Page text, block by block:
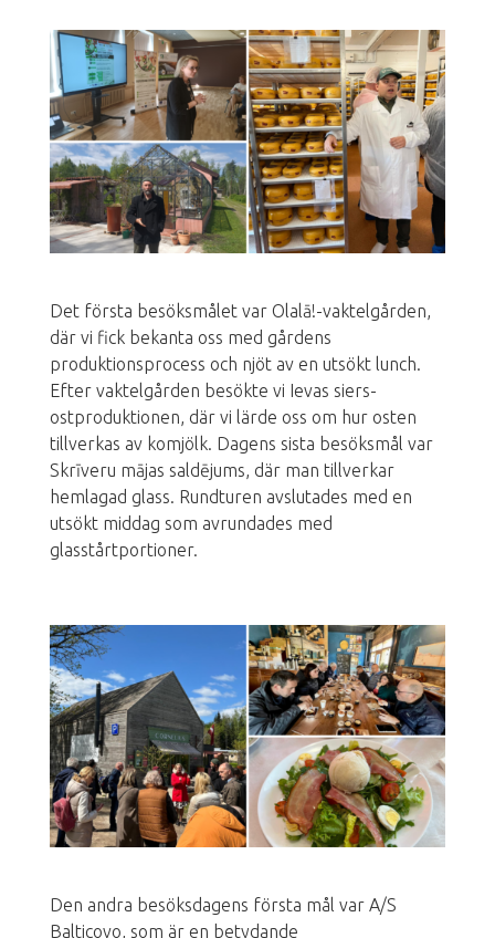
Det första besöksmålet var Olalā!-vaktelgården,
där vi fick bekanta oss med gårdens
produktionsprocess och njöt av en utsökt lunch.
Efter vaktelgården besökte vi Ievas siers-
ostproduktionen, där vi lärde oss om hur osten
tillverkas av komjölk. Dagens sista besöksmål var
Skrīveru mājas saldējums, där man tillverkar
hemlagad glass. Rundturen avslutades med en
utsökt middag som avrundades med
glasstårtportioner.
Den andra besöksdagens första mål var A/S
Balticovo, som är en betydande